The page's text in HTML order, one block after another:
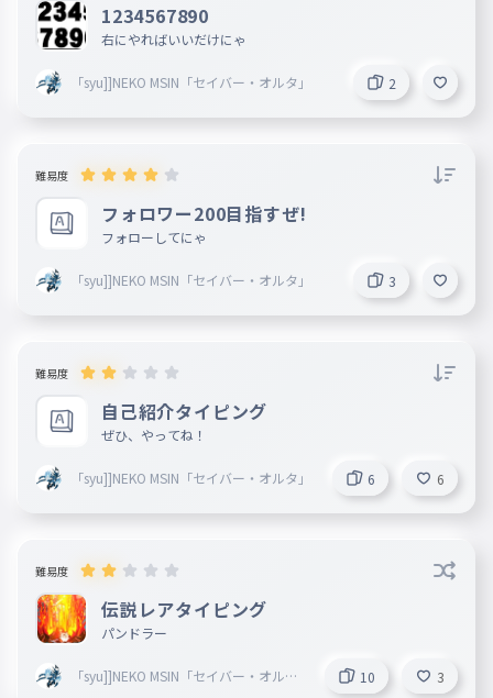
1234567890
右にやればいいだけにゃ
「syu]]NEKO MSIN「セイバー・オルタ」 2
難易度
フォロワー200目指すぜ!
フォローしてにゃ
「syu]]NEKO MSIN「セイバー・オルタ」 3
難易度
自己紹介タイピング
ぜひ、やってね！
「syu]]NEKO MSIN「セイバー・オルタ」 6 6
難易度
伝説レアタイピング
パンドラー
「syu]]NEKO MSIN「セイバー・オルタ
10 3